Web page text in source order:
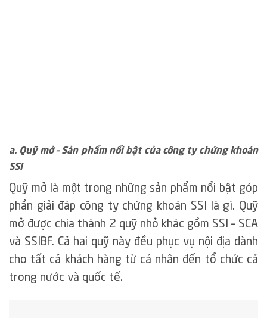
a. Quỹ mở – Sản phẩm nổi bật của công ty chứng khoán
SSI
Quỹ mở là một trong những sản phẩm nổi bật góp
phần giải đáp công ty chứng khoán SSI là gì. Quỹ
mở được chia thành 2 quỹ nhỏ khác gồm SSI – SCA
và SSIBF. Cả hai quỹ này đều phục vụ nội địa dành
cho tất cả khách hàng từ cá nhân đến tổ chức cả
trong nước và quốc tế.